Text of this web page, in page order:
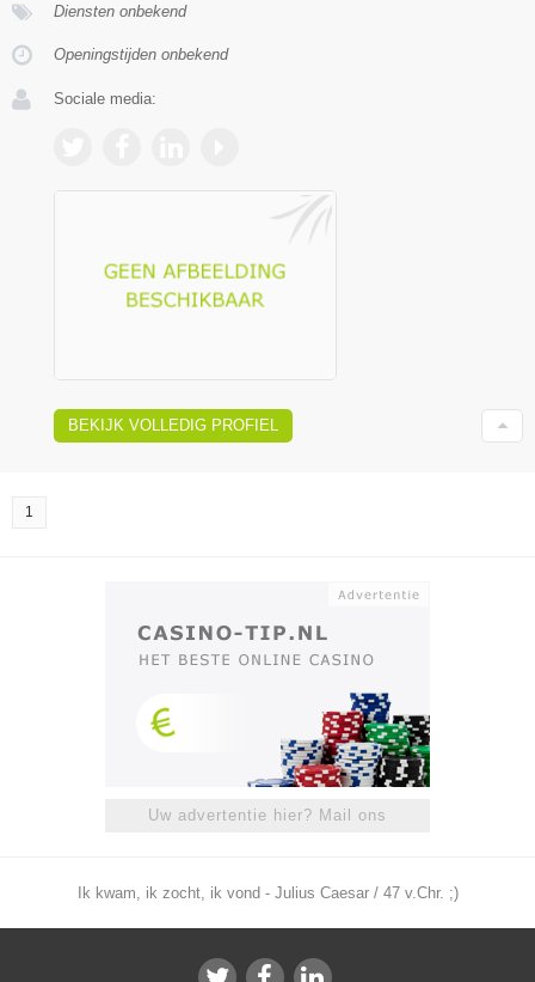
Diensten onbekend
Openingstijden onbekend
Sociale media:
BEKIJK VOLLEDIG PROFIEL
1
Uw advertentie hier? Mail ons
Ik kwam, ik zocht, ik vond - Julius Caesar / 47 v.Chr. ;)